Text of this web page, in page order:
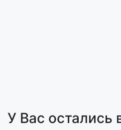
У Вас остались